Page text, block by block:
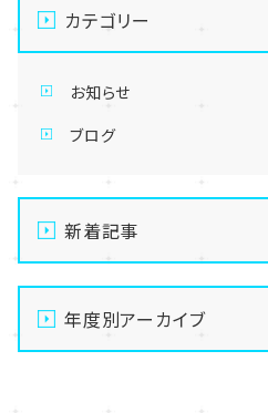
カテゴリー
お知らせ
ブログ
新着記事
【高崎】学校を変えたい、
るみなさんへ
【高崎】夏季休暇のお知らせ
年度別アーカイブ